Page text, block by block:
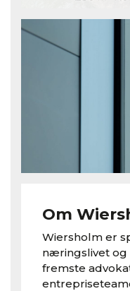
Om
Wiersholm er
næringslivet og
fremste